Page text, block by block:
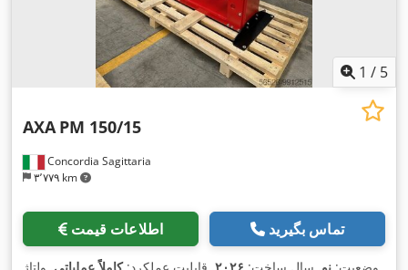
1 / 5
Concordia Sagittaria
۳٬۷۷۹ km
AXA PM 150/15
اطلاعات قیمت تماس بگیرید